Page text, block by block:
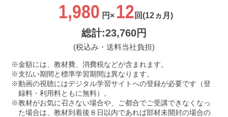
1,980 円× 12 回(12ヵ月)
総計:23,760円
(税込み・送料当社負担)
金額には、教材費、消費税などが含まれます。
支払い期間と標準学習期間は異なります。
動画の視聴にはデジタル学習サイトへの登録が必要です（登
録料・利用料ともに無料）。
教材がお気に召さない場合や、ご都合でご受講できなくなっ
た場合は、教材到着後８日以内であれば部材未開封の場合の